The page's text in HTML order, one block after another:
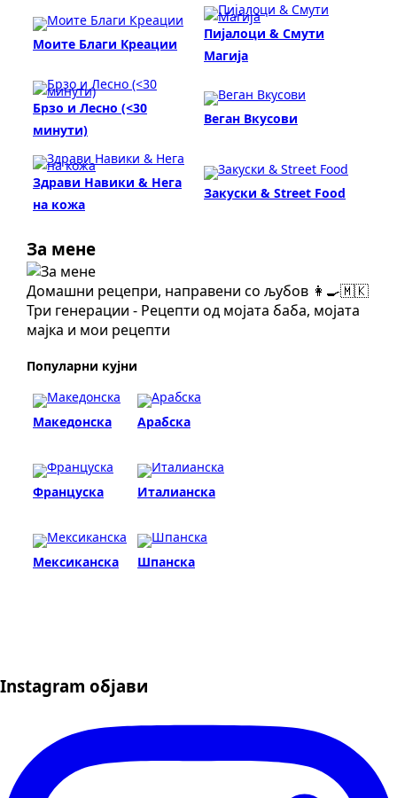
Моите Благи Креации
Пијалоци & Смути
Магија
Брзо и Лесно (<30
минути)
Веган Вкусови
Здрави Навики & Нега
на кожа
Закуски & Street Food
За мене
Домашни рецепри, направени со љубов 👩‍🍳🇲🇰
Три генерации - Рецепти од мојата баба, мојата
мајка и мои рецепти
Популарни кујни
Македонска Арабска
Француска Италианска
Мексиканска Шпанска
Instagram објави